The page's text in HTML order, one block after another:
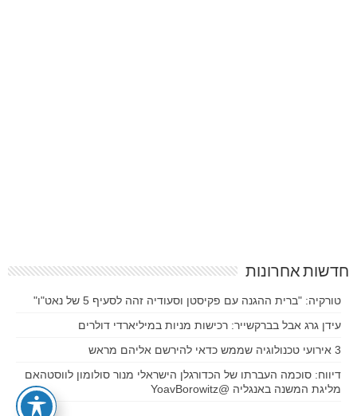
חדשות אחרונות
טורקיה: "ברית ההגנה עם פקיסטן וסעודיה זהה לסעיף 5 של נאט"ו"
עידן גרג אבל בברקשייר: רכישות מניות במיליארדי דולרים
3 אירועי טכנולוגיה שממש כדאי להירשם אליהם מראש
דיווח: סוכמה העברתו של הכדורגלן הישראלי מנור סולומון לווסטהאם
מליגת המשנה באנגליה @YoavBorowitz